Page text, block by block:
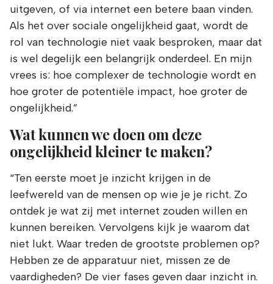
uitgeven, of via internet een betere baan vinden.
Als het over sociale ongelijkheid gaat, wordt de
rol van technologie niet vaak besproken, maar dat
is wel degelijk een belangrijk onderdeel. En mijn
vrees is: hoe complexer de technologie wordt en
hoe groter de potentiële impact, hoe groter de
ongelijkheid.”
Wat kunnen we doen om deze
ongelijkheid kleiner te maken?
“Ten eerste moet je inzicht krijgen in de
leefwereld van de mensen op wie je je richt. Zo
ontdek je wat zij met internet zouden willen en
kunnen bereiken. Vervolgens kijk je waarom dat
niet lukt. Waar treden de grootste problemen op?
Hebben ze de apparatuur niet, missen ze de
vaardigheden? De vier fases geven daar inzicht in.